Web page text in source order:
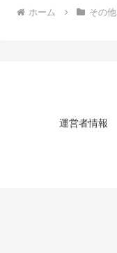
ホーム その他
運営者情報